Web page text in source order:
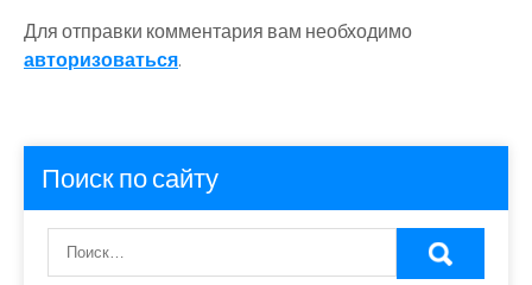
Для отправки комментария вам необходимо
авторизоваться.
Поиск по сайту